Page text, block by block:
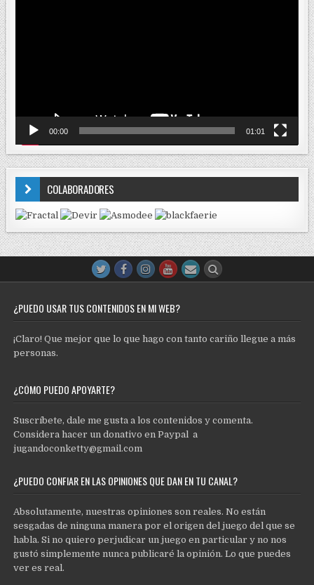
00:00 01:01
COLABORADORES
¿PUEDO USAR TUS CONTENIDOS EN MI WEB?
¡Claro! Que mejor que lo que hago con tanto cariño llegue a más
personas.
¿CÓMO PUEDO APOYARTE?
Suscríbete, dale me gusta a los contenidos y comenta.
Considera hacer un donativo en Paypal a
jugandoconketty@gmail.com
¿PUEDO CONFIAR EN LAS OPINIONES QUE DAN EN TU CANAL?
Absolutamente, nuestras opiniones son reales. No están
sesgadas de ninguna manera por el origen del juego del que se
habla. Si no quiero perjudicar un juego en particular y no nos
gustó simplemente nunca publicaré la opinión. Lo que puedes
ver es real.